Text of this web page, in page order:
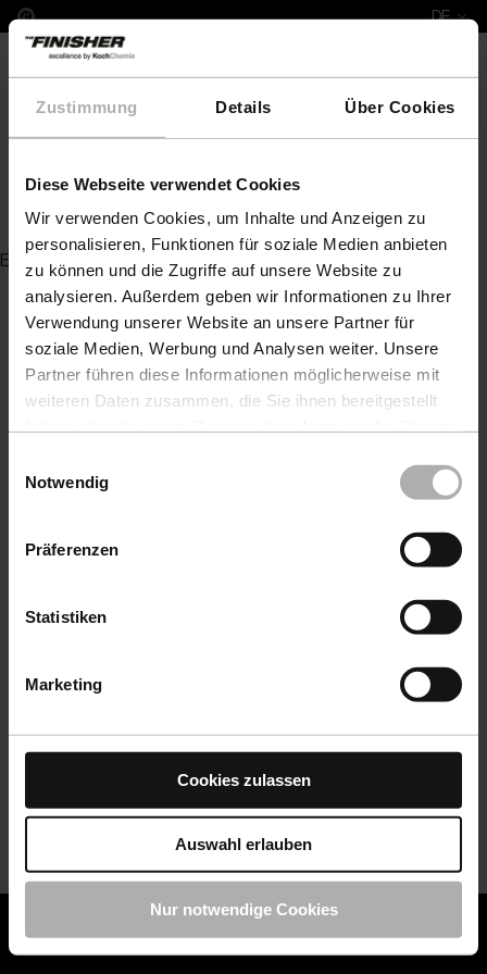
Zustimmung Details Über Cookies
Diese Webseite verwendet Cookies
Wir verwenden Cookies, um Inhalte und Anzeigen zu
personalisieren, Funktionen für soziale Medien anbieten
zu können und die Zugriffe auf unsere Website zu
analysieren. Außerdem geben wir Informationen zu Ihrer
Verwendung unserer Website an unsere Partner für
soziale Medien, Werbung und Analysen weiter. Unsere
Partner führen diese Informationen möglicherweise mit
weiteren Daten zusammen, die Sie ihnen bereitgestellt
Einstellungen zu den Cookies finden Sie unter
Notwendig
Präferenzen
Statistiken
Marketing
Cookies zulassen
Auswahl erlauben
Nur notwendige Cookies
DE
COLOURLOCK ist jetzt Teil von KochChemie -
COLOURLOCK Produkte shoppen
Vorsprüheinrichtung
Es wurde kein Artikel zu Ihrer Anfrage gefunden